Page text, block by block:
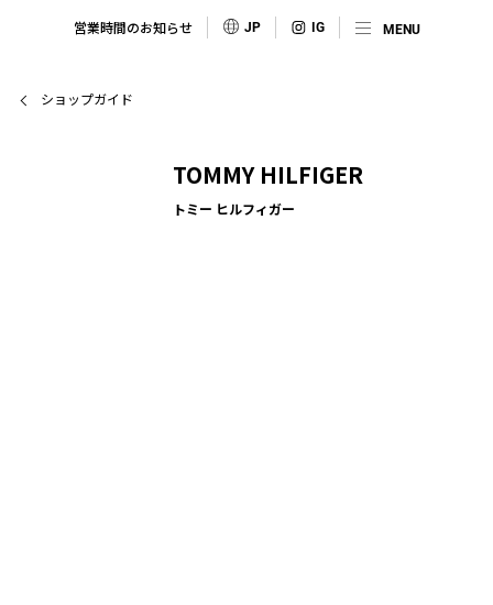
営業時間のお知らせ JP
ショップガイド
TOMMY HILFIGER
トミー ヒルフィガー